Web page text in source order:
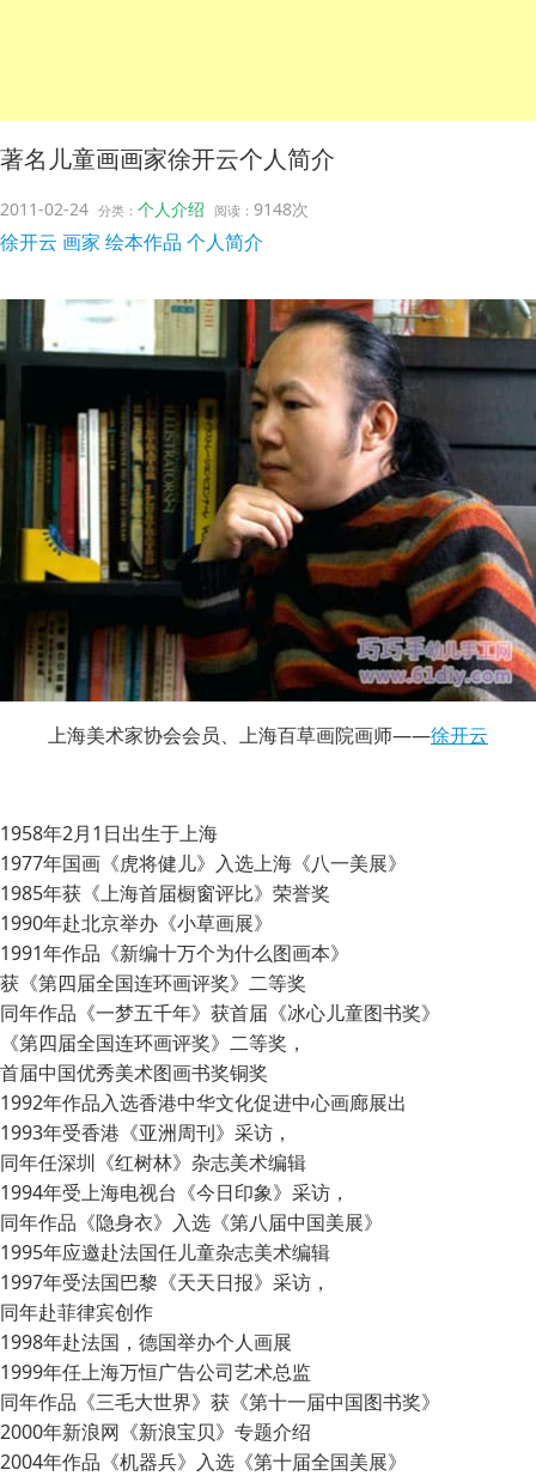
著名儿童画画家徐开云个人简介
2011-02-24 分类： 个人介绍 阅读： 9148次
徐开云 画家 绘本作品 个人简介
上海美术家协会会员、上海百草画院画师——徐开云
1958年2月1日出生于上海
1977年国画《虎将健儿》入选上海《八一美展》
1985年获《上海首届橱窗评比》荣誉奖
1990年赴北京举办《小草画展》
1991年作品《新编十万个为什么图画本》
获《第四届全国连环画评奖》二等奖
同年作品《一梦五千年》获首届《冰心儿童图书奖》
《第四届全国连环画评奖》二等奖，
首届中国优秀美术图画书奖铜奖
1992年作品入选香港中华文化促进中心画廊展出
1993年受香港《亚洲周刊》采访，
同年任深圳《红树林》杂志美术编辑
1994年受上海电视台《今日印象》采访，
同年作品《隐身衣》入选《第八届中国美展》
1995年应邀赴法国任儿童杂志美术编辑
1997年受法国巴黎《天天日报》采访，
同年赴菲律宾创作
1998年赴法国，德国举办个人画展
1999年任上海万恒广告公司艺术总监
同年作品《三毛大世界》获《第十一届中国图书奖》
2000年新浪网《新浪宝贝》专题介绍
2004年作品《机器兵》入选《第十届全国美展》